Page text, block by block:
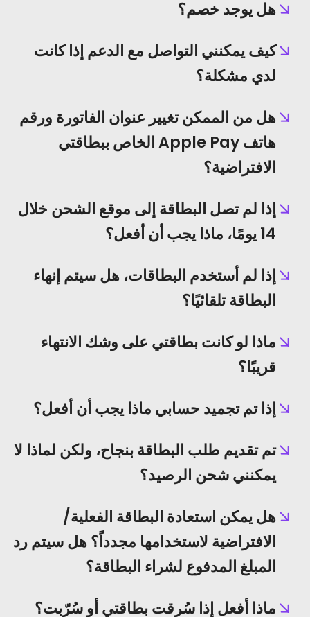
هل يوجد خصم؟
كيف يمكنني التواصل مع الدعم إذا كانت
لدي مشكلة؟
هل من الممكن تغيير عنوان الفاتورة ورقم
هاتف Apple Pay الخاص ببطاقتي
الافتراضية؟
إذا لم تصل البطاقة إلى موقع الشحن خلال
14 يومًا، ماذا يجب أن أفعل؟
إذا لم أستخدم البطاقات، هل سيتم إنهاء
البطاقة تلقائيًا؟
ماذا لو كانت بطاقتي على وشك الانتهاء
قريبًا؟
إذا تم تجميد حسابي ماذا يجب أن أفعل؟
تم تقديم طلب البطاقة بنجاح، ولكن لماذا لا
يمكنني شحن الرصيد؟
هل يمكن استعادة البطاقة الفعلية/
الافتراضية لاستخدامها مجدداً؟ هل سيتم رد
المبلغ المدفوع لشراء البطاقة؟
ماذا أفعل إذا سُرقت بطاقتي أو سُرّبت؟